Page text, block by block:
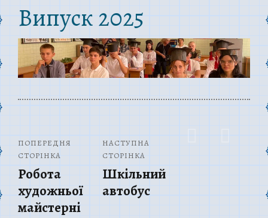
Випуск 2025
ПОПЕРЕДНЯ
СТОРІНКА
Робота
художньої
майстерні
НАСТУПНА
СТОРІНКА
Шкільний
автобус